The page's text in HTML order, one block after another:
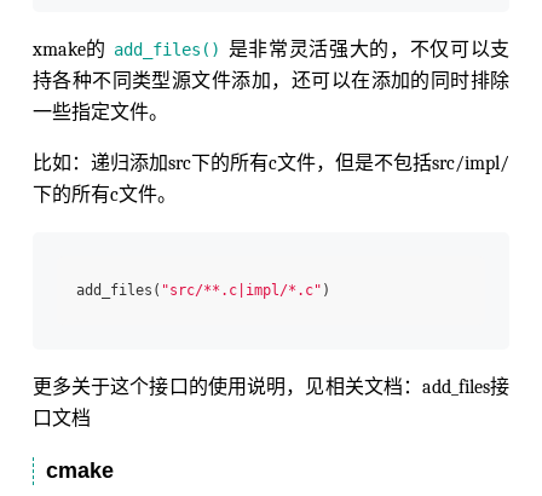
xmake的 add_files()
是非常灵活强大的，不仅可以支
持各种不同类型源文件添加，还可以在添加的同时排除
一些指定文件。
比如：递归添加src下的所有c文件，但是不包括src/impl/
下的所有c文件。
add_files( "src/**.c|impl/*.c"
更多关于这个接口的使用说明，见相关文档：add_files接
口文档
cmake